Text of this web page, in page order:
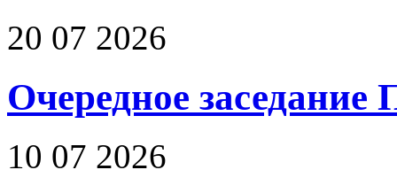
20 07 2026
Очередное
10 07 2026